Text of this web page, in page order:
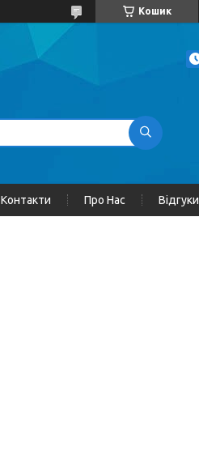
Кошик
Контакти Про Нас Відгуки